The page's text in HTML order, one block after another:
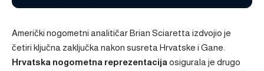
Američki nogometni analitičar Brian Sciaretta izdvojio je
četiri ključna zaključka nakon susreta Hrvatske i Gane.
Hrvatska nogometna reprezentacija osigurala je drugo